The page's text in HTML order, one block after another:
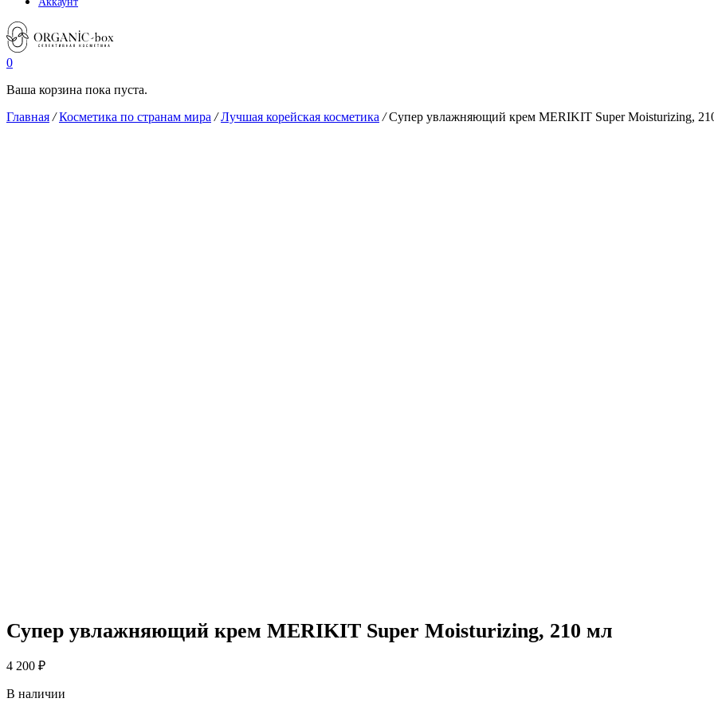
0
Ваша корзина пока пуста.
Главная /Косметика по странам мира /Лучшая корейская косметика /Супер увлажняющий крем MERIKIT Super Moisturizing,
Супер увлажняющий крем MERIKIT Super Moisturizing, 210 мл
4 200 ₽
В наличии